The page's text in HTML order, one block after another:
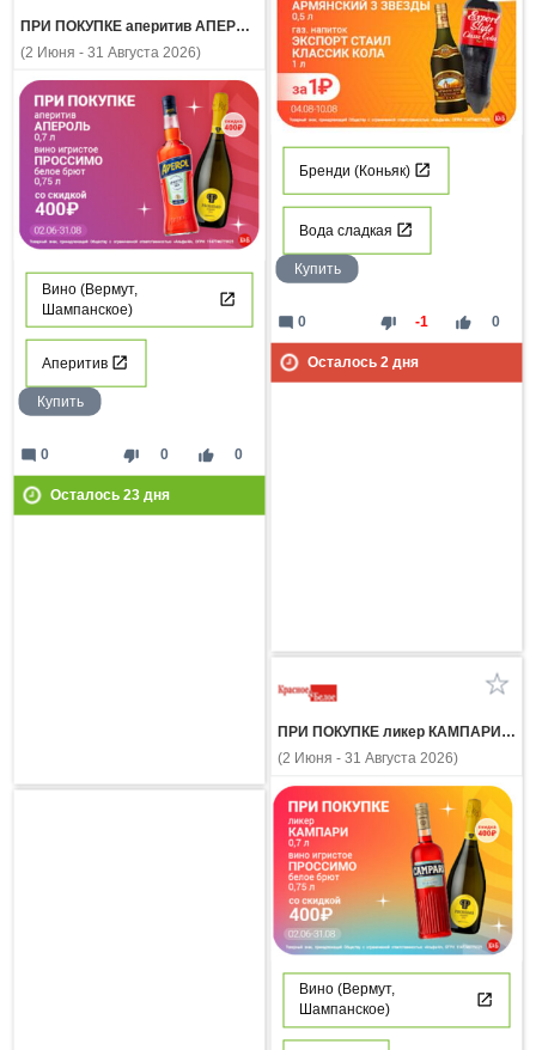
Бренди (Коньяк)
Вода сладкая
Купить
thumb_down -1 thumb_up 0
mode_comment 0
Осталось 2 дня
ПРИ ПОКУПКЕ аперитив АПЕРОЛЬ 0.7л вино игристое ПРОССИМО белое брют 0.75л со скидкой 400 рублей
(2 Июня - 31 Августа 2026)
Вино (Вермут,
Шампанское)
Аперитив
Купить
thumb_down 0 thumb_up 0
mode_comment 0
Осталось 23дня
ПРИ ПОКУПКЕ ликер КАМПАРИ 0.7л вино игристое ПРОССИМО белое брют 0.75л со скидкой 400 рублей
(2 Июня - 31 Августа 2026)
Вино (Вермут,
Шампанское)